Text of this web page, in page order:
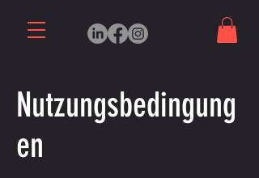
Nutzungsbedingung
en